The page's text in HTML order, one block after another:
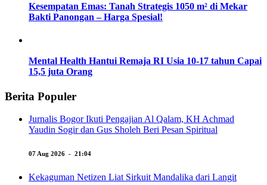
Kesempatan Emas: Tanah Strategis 1050 m² di Mekar
Bakti Panongan – Harga Spesial!
Mental Health Hantui Remaja RI Usia 10-17 tahun Capai
15,5 juta Orang
Berita Populer
Jurnalis Bogor Ikuti Pengajian Al Qalam, KH Achmad
Yaudin Sogir dan Gus Sholeh Beri Pesan Spiritual
07 Aug 2026 - 21:04
Kekaguman Netizen Liat Sirkuit Mandalika dari Langit